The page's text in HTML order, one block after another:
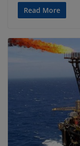
Read More